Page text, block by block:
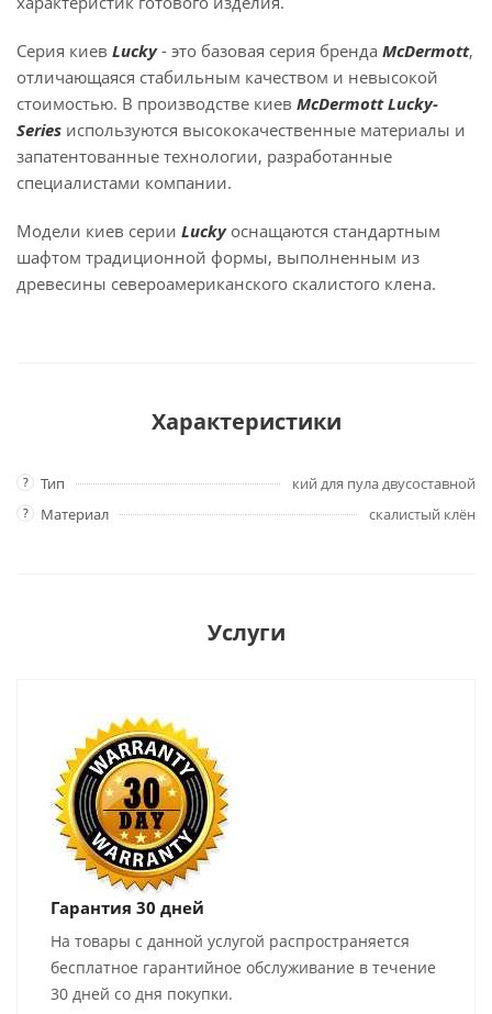
Серия киев Lucky- это базовая серия бренда McDermott,
отличающаяся стабильным качеством и невысокой
стоимостью. В производстве киев McDermott Lucky-
Series используются высококачественные материалы и
запатентованные технологии, разработанные
специалистами компании.
Модели киев серии Luckyоснащаются стандартным
шафтом традиционной формы, выполненным из
древесины североамериканского скалистого клена.
Характеристики
? Тип кий для пула двусоставной
? Материал скалистый клён
Услуги
Гарантия 30 дней
На товары с данной услугой распространяется
бесплатное гарантийное обслуживание в течение
30 дней со дня покупки.